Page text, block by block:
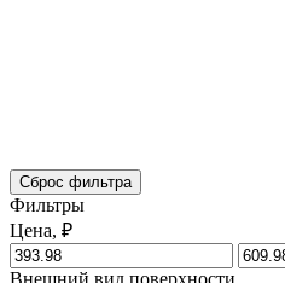
Сброс фильтра
Фильтры
Цена, ₽
Внешний вид поверхности